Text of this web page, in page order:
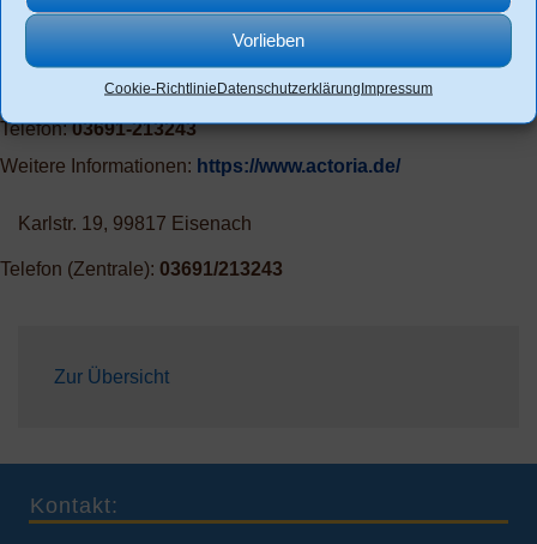
Vorlieben
Cookie-RichtlinieDatenschutzerklärungImpressum
Thomas Seydel
info@actoria.de
Telefon: 03691-213243
Weitere Informationen: https://www.actoria.de/
Karlstr. 19, 99817 Eisenach
Telefon (Zentrale): 03691/213243
Zur Übersicht
Kontakt: